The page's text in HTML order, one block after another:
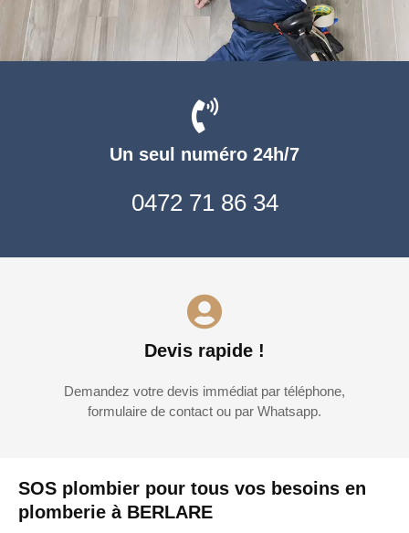
SOS plombier pour tous vos besoins en
plomberie à BERLARE
Un seul numéro 24h/7
0472 71 86 34
Devis rapide !
Demandez votre devis immédiat par téléphone,
formulaire de contact ou par Whatsapp.